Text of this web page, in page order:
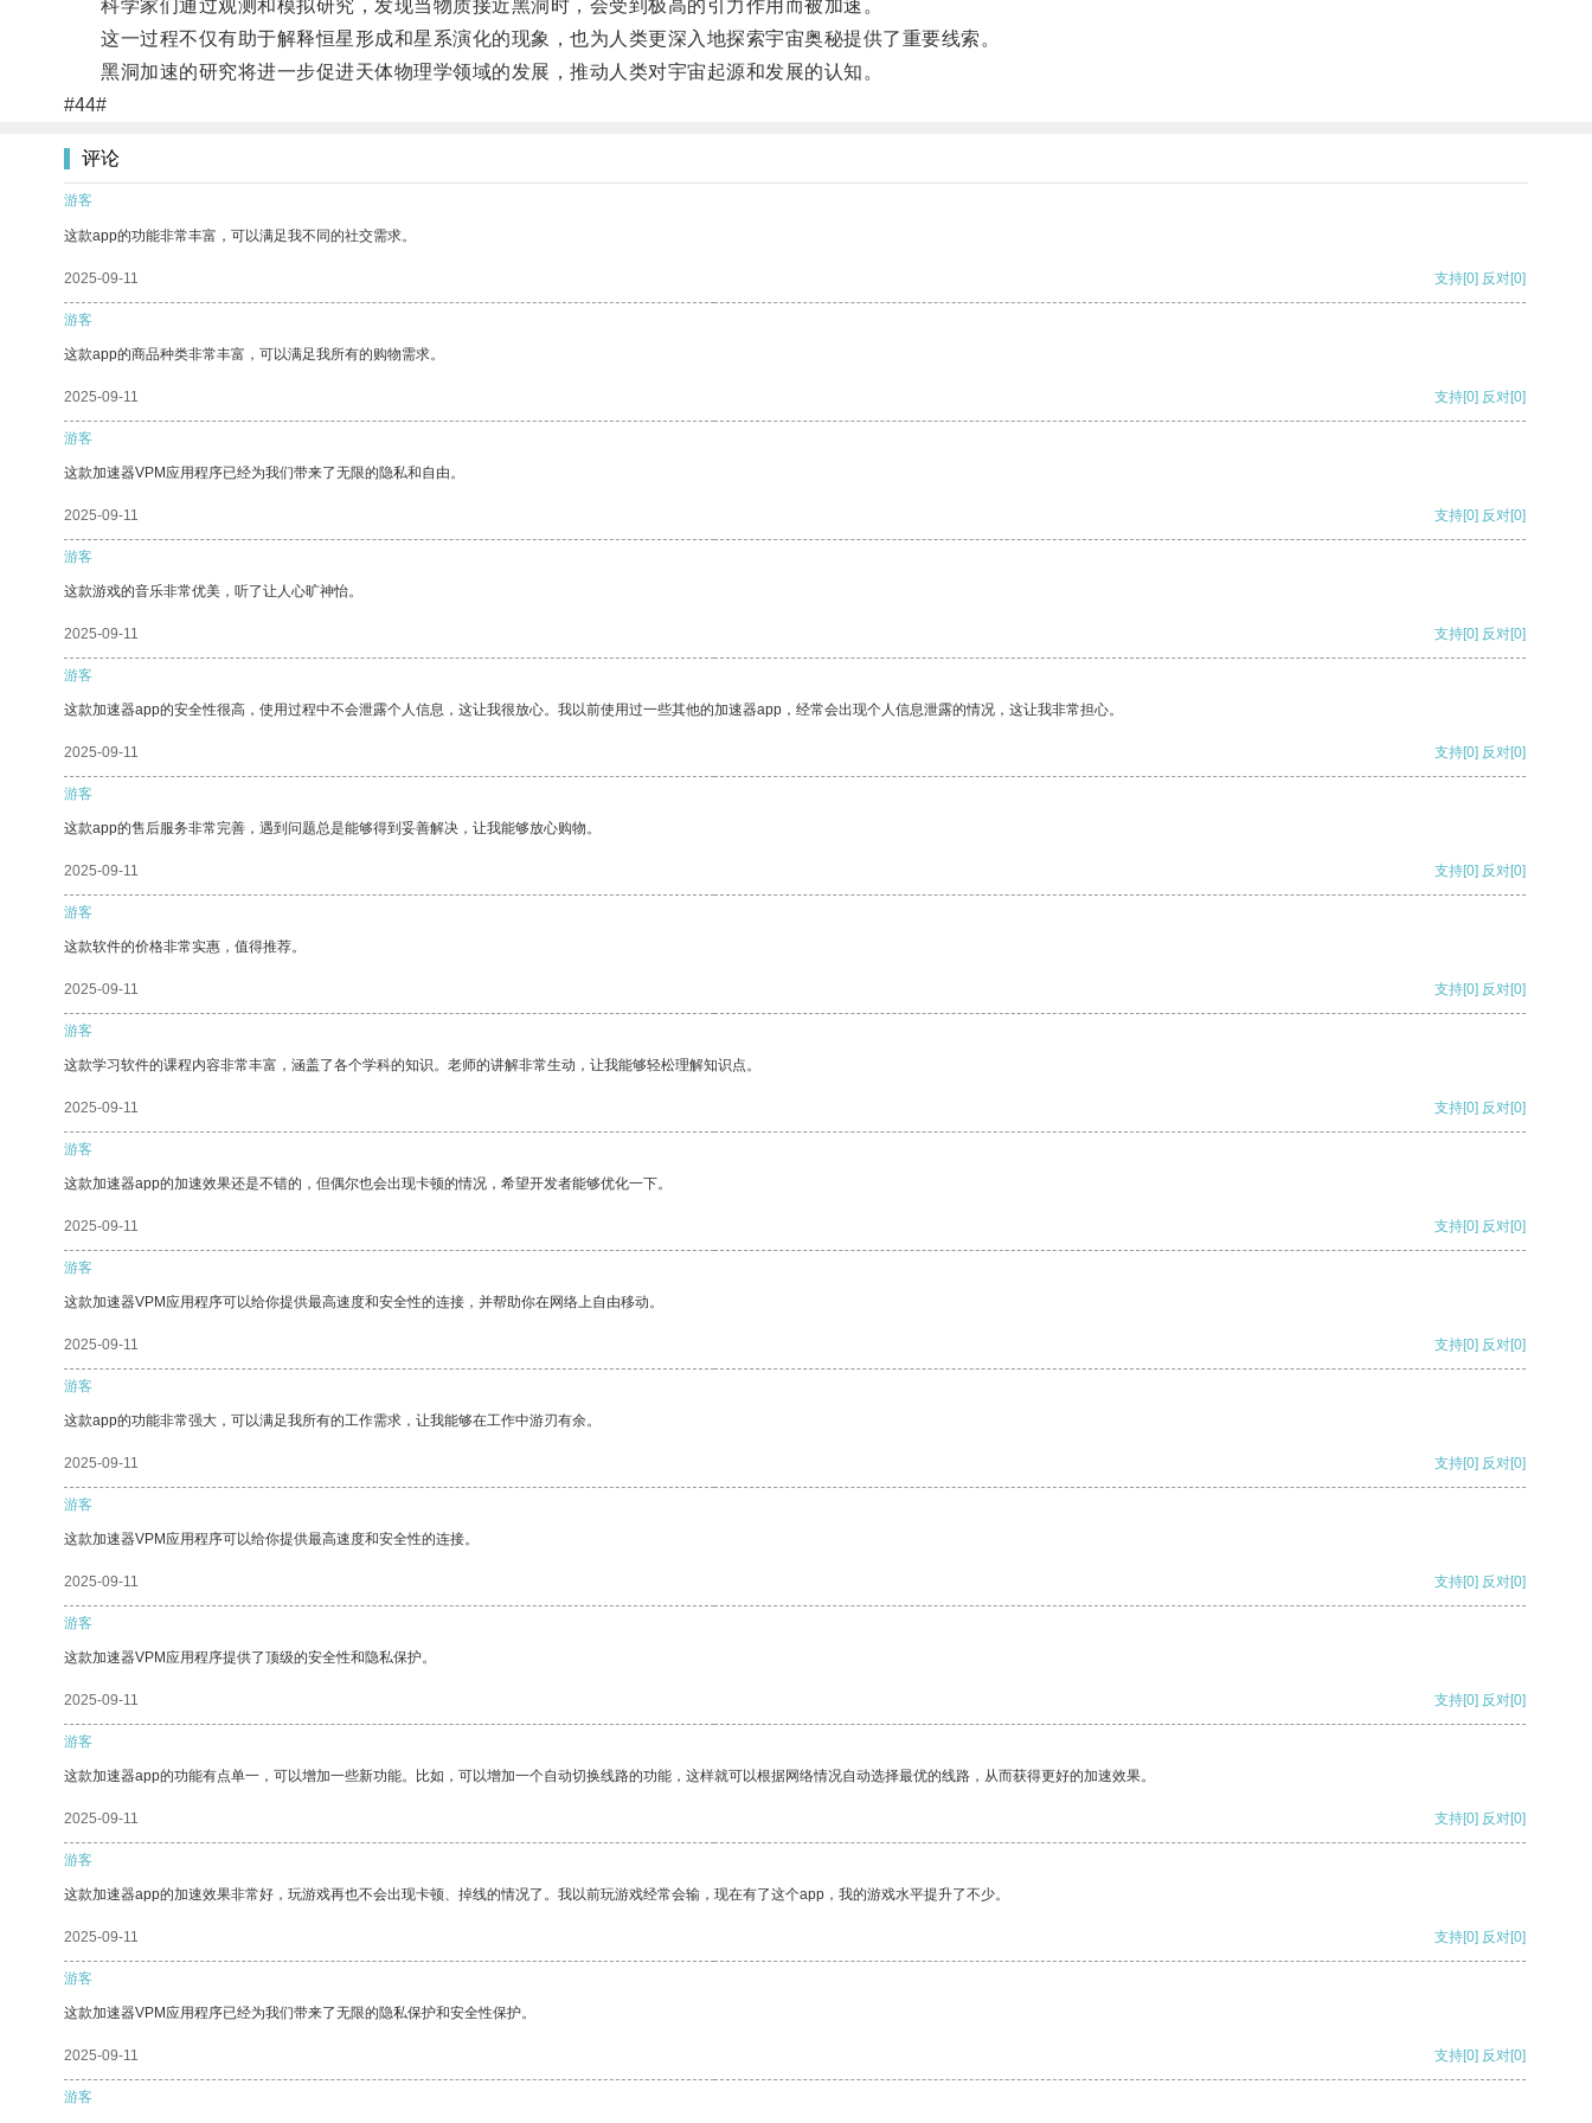
科学家们通过观测和模拟研究，发现当物质接近黑洞时，会受到极高的引力作用而被加速。
这一过程不仅有助于解释恒星形成和星系演化的现象，也为人类更深入地探索宇宙奥秘提供了重要线索。
黑洞加速的研究将进一步促进天体物理学领域的发展，推动人类对宇宙起源和发展的认知。
#44#
评论
游客
这款app的功能非常丰富，可以满足我不同的社交需求。
2025-09-11 支持[0] 反对[0]
游客
这款app的商品种类非常丰富，可以满足我所有的购物需求。
2025-09-11 支持[0] 反对[0]
游客
这款加速器VPM应用程序已经为我们带来了无限的隐私和自由。
2025-09-11 支持[0] 反对[0]
游客
这款游戏的音乐非常优美，听了让人心旷神怡。
2025-09-11 支持[0] 反对[0]
游客
这款加速器app的安全性很高，使用过程中不会泄露个人信息，这让我很放心。我以前使用过一些其他的加速器app，经常会出现个人信息泄露的情况，这让我非常担心。
2025-09-11 支持[0] 反对[0]
游客
这款app的售后服务非常完善，遇到问题总是能够得到妥善解决，让我能够放心购物。
2025-09-11 支持[0] 反对[0]
游客
这款软件的价格非常实惠，值得推荐。
2025-09-11 支持[0] 反对[0]
游客
这款学习软件的课程内容非常丰富，涵盖了各个学科的知识。老师的讲解非常生动，让我能够轻松理解知识点。
2025-09-11 支持[0] 反对[0]
游客
这款加速器app的加速效果还是不错的，但偶尔也会出现卡顿的情况，希望开发者能够优化一下。
2025-09-11 支持[0] 反对[0]
游客
这款加速器VPM应用程序可以给你提供最高速度和安全性的连接，并帮助你在网络上自由移动。
2025-09-11 支持[0] 反对[0]
游客
这款app的功能非常强大，可以满足我所有的工作需求，让我能够在工作中游刃有余。
2025-09-11 支持[0] 反对[0]
游客
这款加速器VPM应用程序可以给你提供最高速度和安全性的连接。
2025-09-11 支持[0] 反对[0]
游客
这款加速器VPM应用程序提供了顶级的安全性和隐私保护。
2025-09-11 支持[0] 反对[0]
游客
这款加速器app的功能有点单一，可以增加一些新功能。比如，可以增加一个自动切换线路的功能，这样就可以根据网络情况自动选择最优的线路，从而获得更好的加速效果。
2025-09-11 支持[0] 反对[0]
游客
这款加速器app的加速效果非常好，玩游戏再也不会出现卡顿、掉线的情况了。我以前玩游戏经常会输，现在有了这个app，我的游戏水平提升了不少。
2025-09-11 支持[0] 反对[0]
游客
这款加速器VPM应用程序已经为我们带来了无限的隐私保护和安全性保护。
2025-09-11 支持[0] 反对[0]
游客